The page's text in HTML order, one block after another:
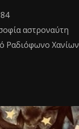
αστροναύτη
Ραδιόφωνο Χανίων